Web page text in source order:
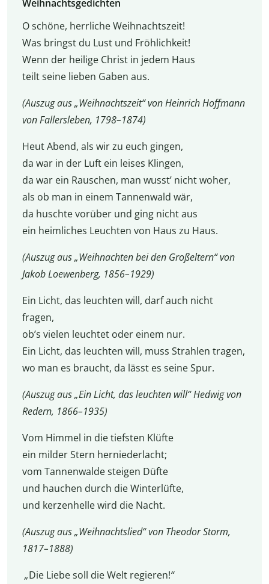
Weihnachtsgedichten
O schöne, herrliche Weihnachtszeit!
Was bringst du Lust und Fröhlichkeit!
Wenn der heilige Christ in jedem Haus
teilt seine lieben Gaben aus.
(Auszug aus „Weihnachtszeit“ von Heinrich Hoffmann
von Fallersleben, 1798–1874)
Heut Abend, als wir zu euch gingen,
da war in der Luft ein leises Klingen,
da war ein Rauschen, man wusst’ nicht woher,
als ob man in einem Tannenwald wär,
da huschte vorüber und ging nicht aus
ein heimliches Leuchten von Haus zu Haus.
(Auszug aus „Weihnachten bei den Großeltern“ von
Jakob Loewenberg, 1856–1929)
Ein Licht, das leuchten will, darf auch nicht
fragen,
ob’s vielen leuchtet oder einem nur.
Ein Licht, das leuchten will, muss Strahlen tragen,
wo man es braucht, da lässt es seine Spur.
(Auszug aus „Ein Licht, das leuchten will“ Hedwig von
Redern, 1866–1935)
Vom Himmel in die tiefsten Klüfte
ein milder Stern herniederlacht;
vom Tannenwalde steigen Düfte
und hauchen durch die Winterlüfte,
und kerzenhelle wird die Nacht.
(Auszug aus „Weihnachtslied“ von Theodor Storm,
1817–1888)
„Die Liebe soll die Welt regieren!“